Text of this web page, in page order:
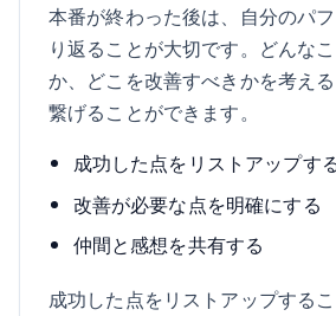
本番が終わった後は、自分のパ
り返ることが大切です。どんな
か、どこを改善すべきかを考え
繋げることができます。
成功した点をリストアップす
改善が必要な点を明確にする
仲間と感想を共有する
成功した点をリストアップする